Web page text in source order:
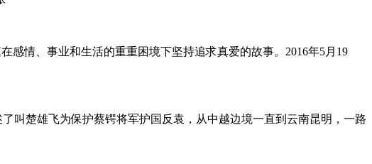
感情、事业和生活的重重困境下坚持追求真爱的故事。2016年5月19
叫楚雄飞为保护蔡锷将军护国反袁，从中越边境一直到云南昆明，一路